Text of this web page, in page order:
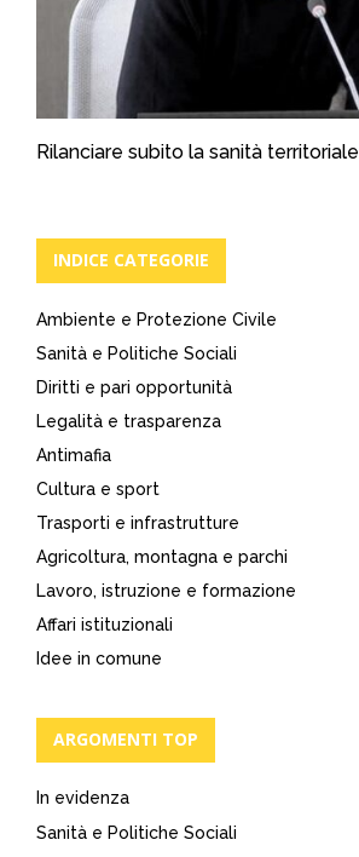
Rilanciare subito la sanità territoriale
INDICE CATEGORIE
Ambiente e Protezione Civile
Sanità e Politiche Sociali
Diritti e pari opportunità
Legalità e trasparenza
Antimafia
Cultura e sport
Trasporti e infrastrutture
Agricoltura, montagna e parchi
Lavoro, istruzione e formazione
Affari istituzionali
Idee in comune
ARGOMENTI TOP
In evidenza
Sanità e Politiche Sociali